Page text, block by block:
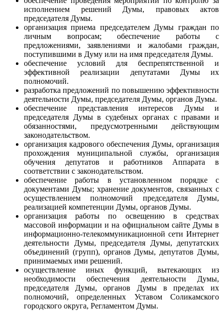
исполнением решений Думы, правовых актов
председателя Думы.
организация приема председателем Думы граждан по
личным вопросам; обеспечение работы с
предложениями, заявлениями и жалобами граждан,
поступившими в Думу или на имя председателя Думы.
обеспечение условий для беспрепятственной и
эффективной реализации депутатами Думы их
полномочий.
разработка предложений по повышению эффективности
деятельности Думы, председателя Думы, органов Думы.
обеспечение представления интересов Думы и
председателя Думы в судебных органах с правами и
обязанностями, предусмотренными действующим
законодательством.
организация кадрового обеспечения Думы, организация
прохождения муниципальной службы, организация
обучения депутатов и работников Аппарата в
соответствии с законодательством.
обеспечение работы в установленном порядке с
документами Думы; хранение документов, связанных с
осуществлением полномочий председателя Думы,
реализацией компетенции Думы, органов Думы.
организация работы по освещению в средствах
массовой информации и на официальном сайте Думы в
информационно-телекоммуникационной сети Интернет
деятельности Думы, председателя Думы, депутатских
объединений (групп), органов Думы, депутатов Думы,
принимаемых ими решений.
осуществление иных функций, вытекающих из
необходимости обеспечения деятельности Думы,
председателя Думы, органов Думы в пределах их
полномочий, определенных Уставом Соликамского
городского округа, Регламентом Думы.